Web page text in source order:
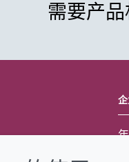
需要产品